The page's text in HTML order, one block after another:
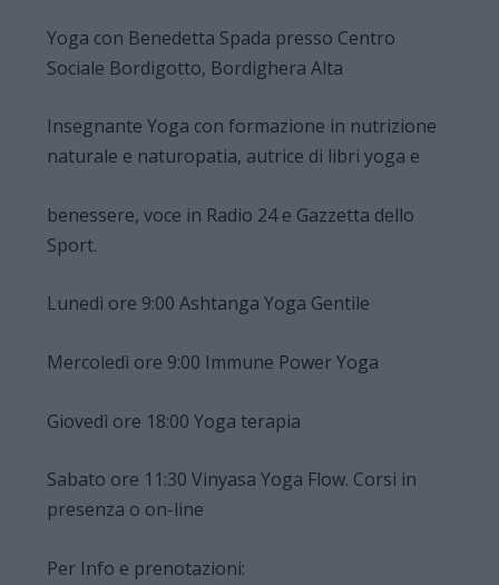
Yoga con Benedetta Spada presso Centro
Sociale Bordigotto, Bordighera Alta
Insegnante Yoga con formazione in nutrizione
naturale e naturopatia, autrice di libri yoga e
benessere, voce in Radio 24 e Gazzetta dello
Sport.
Lunedì ore 9:00 Ashtanga Yoga Gentile
Mercoledì ore 9:00 Immune Power Yoga
Giovedì ore 18:00 Yoga terapia
Sabato ore 11:30 Vinyasa Yoga Flow. Corsi in
presenza o on-line
Per Info e prenotazioni: